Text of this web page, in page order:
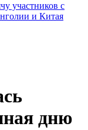
участников с
и Китая
дню